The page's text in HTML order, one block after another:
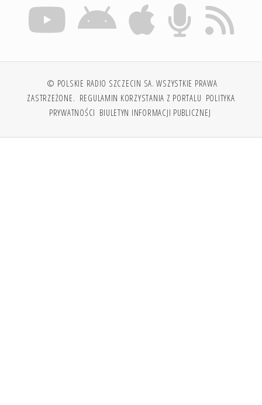
© POLSKIE RADIO SZCZECIN SA. WSZYSTKIE PRAWA
ZASTRZEŻONE. REGULAMIN KORZYSTANIA Z PORTALU POLITYKA
PRYWATNOŚCI BIULETYN INFORMACJI PUBLICZNEJ